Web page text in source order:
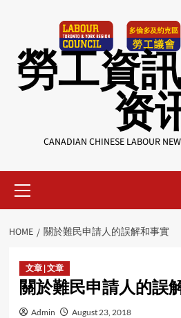
勞工資
资
CANADIAN CHINESE LABOUR
Menu
HOME 關於難民申請人的誤解和事實
文章 | 文章
關於難民申請人的誤
Admin August 23, 2018